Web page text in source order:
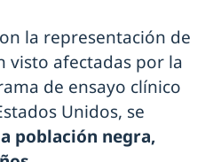
la representación de
visto afectadas por la
de ensayo clínico
Unidos, se
a población negra,